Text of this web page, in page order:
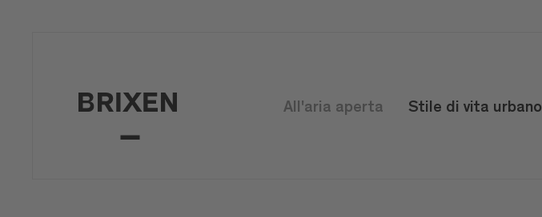
All'aria aperta Stile di vita urbano